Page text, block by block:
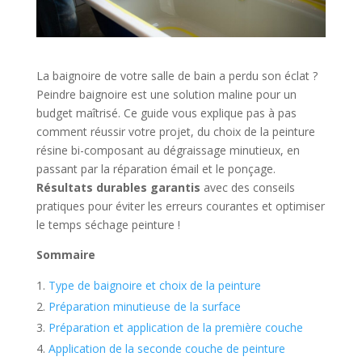
La baignoire de votre salle de bain a perdu son éclat ?
Peindre baignoire est une solution maline pour un
budget maîtrisé. Ce guide vous explique pas à pas
comment réussir votre projet, du choix de la peinture
résine bi-composant au dégraissage minutieux, en
passant par la réparation émail et le ponçage.
Résultats durables garantis avec des conseils
pratiques pour éviter les erreurs courantes et optimiser
le temps séchage peinture !
Sommaire
Type de baignoire et choix de la peinture
Préparation minutieuse de la surface
Préparation et application de la première couche
Application de la seconde couche de peinture